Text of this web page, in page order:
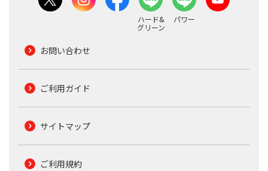
ハード&
グリーン
パワー
お問い合わせ
ご利用ガイド
サイトマップ
ご利用規約